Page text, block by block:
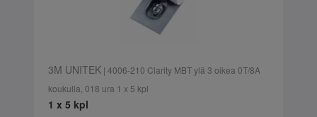
3M UNITEK| 4006-210 Clarity MBT ylä 3 oikea 0T/8A
koukulla, 018 ura 1 x 5 kpl
1 x 5 kpl